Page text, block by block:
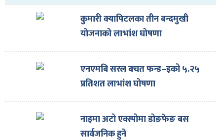
कुमारी क्यापिटलका तीन बन्दमुखी
योजनाको लाभांश घोषणा
एनएमबि सरल बचत फन्ड–इको ५.२५
प्रतिशत लाभांश घोषणा
नाइमा अटो एक्स्पोमा डोङफेङ बस
सार्वजनिक हुने